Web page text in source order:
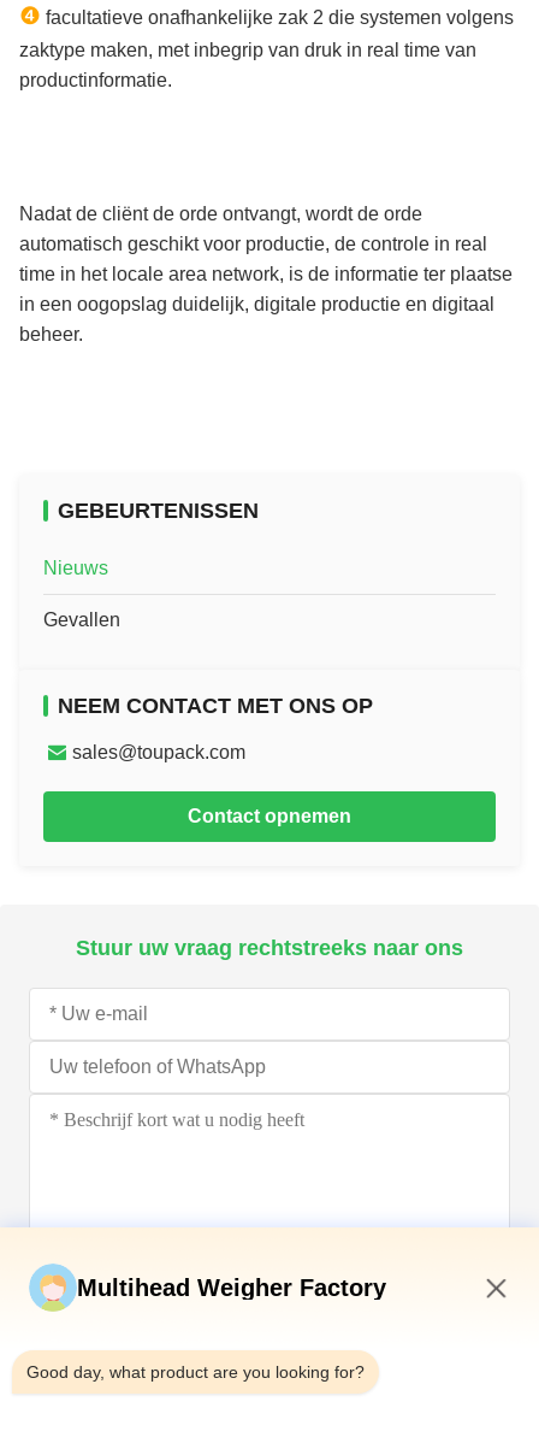
❹ facultatieve onafhankelijke zak 2 die systemen volgens
zaktype maken, met inbegrip van druk in real time van
productinformatie.
Nadat de cliënt de orde ontvangt, wordt de orde
automatisch geschikt voor productie, de controle in real
time in het locale area network, is de informatie ter plaatse
in een oogopslag duidelijk, digitale productie en digitaal
beheer.
GEBEURTENISSEN
Nieuws
Gevallen
NEEM CONTACT MET ONS OP
sales@toupack.com
Contact opnemen
Stuur uw vraag rechtstreeks naar ons
Multihead Weigher Factory
Good day, what product are you looking for?